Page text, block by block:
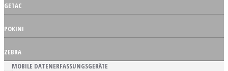
GETAC
POKINI
ZEBRA
MOBILE DATENERFASSUNGSGERÄTE